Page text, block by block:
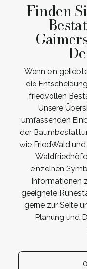
Finden
Wenn ein
die
friedvollen
Unsere
umfassenden
der
wie FriedWald
einzelnen
Informationen
geeignete
gerne zur Seite
Planung und